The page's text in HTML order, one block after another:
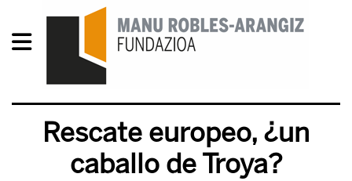
Rescate europeo, ¿un
caballo de Troya?